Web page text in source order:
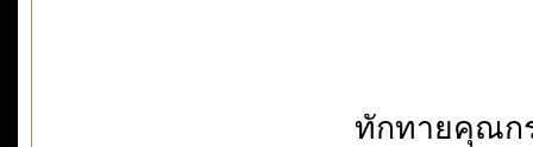
ทักทายคุณก